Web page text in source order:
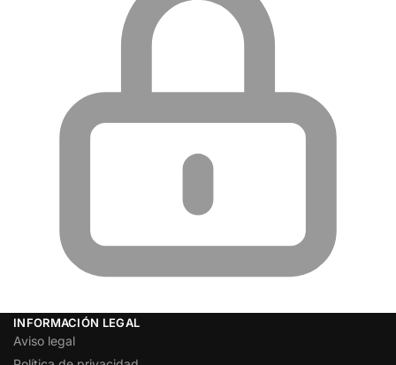
INFORMACIÓN LEGAL
Aviso legal